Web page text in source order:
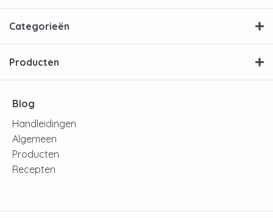
Categorieën
Producten
Blog
Handleidingen
Algemeen
Producten
Recepten